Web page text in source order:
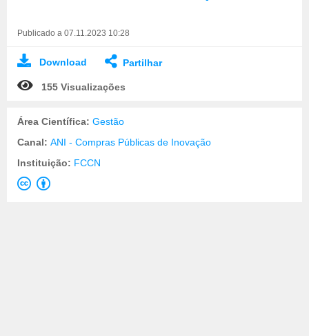
Publicado a 07.11.2023 10:28
Download Partilhar
155 Visualizações
Área Científica: Gestão
Canal: ANI - Compras Públicas de Inovação
Instituição: FCCN